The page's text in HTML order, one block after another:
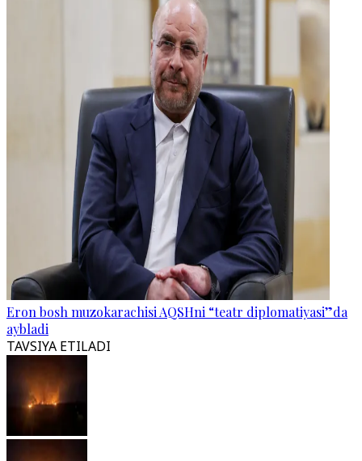
Eron bosh muzokarachisi AQSHni “teatr diplomatiyasi”da
aybladi
TAVSIYA ETILADI